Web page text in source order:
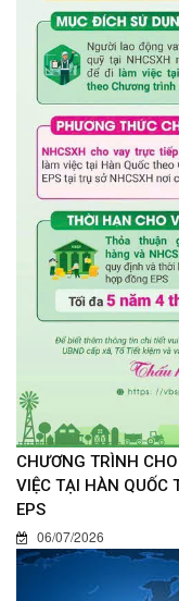
CHƯƠNG TRÌNH
VIỆC TẠI HÀN QUỐC
EPS
06/07/2026